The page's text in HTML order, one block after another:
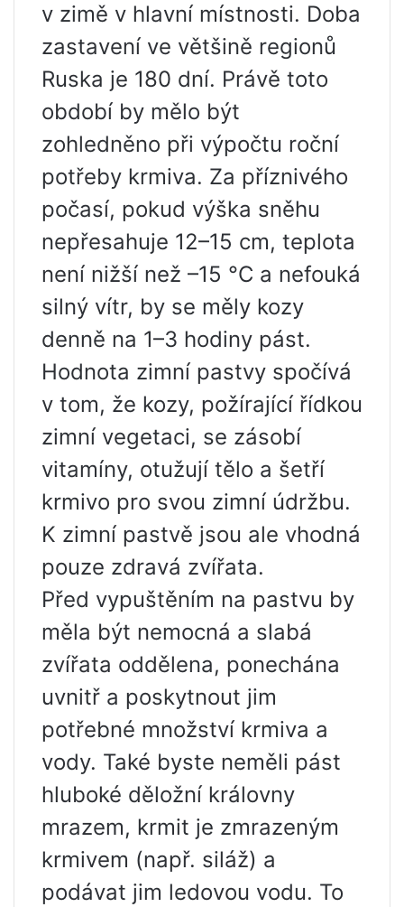
v zimě v hlavní místnosti. Doba
zastavení ve většině regionů
Ruska je 180 dní. Právě toto
období by mělo být
zohledněno při výpočtu roční
potřeby krmiva. Za příznivého
počasí, pokud výška sněhu
nepřesahuje 12–15 cm, teplota
není nižší než –15 °C a nefouká
silný vítr, by se měly kozy
denně na 1–3 hodiny pást.
Hodnota zimní pastvy spočívá
v tom, že kozy, požírající řídkou
zimní vegetaci, se zásobí
vitamíny, otužují tělo a šetří
krmivo pro svou zimní údržbu.
K zimní pastvě jsou ale vhodná
pouze zdravá zvířata.
Před vypuštěním na pastvu by
měla být nemocná a slabá
zvířata oddělena, ponechána
uvnitř a poskytnout jim
potřebné množství krmiva a
vody. Také byste neměli pást
hluboké děložní královny
mrazem, krmit je zmrazeným
krmivem (např. siláž) a
podávat jim ledovou vodu. To